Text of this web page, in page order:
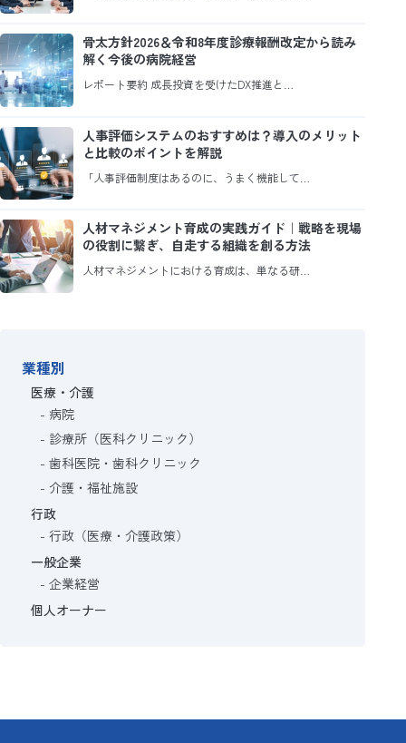
骨太方針2026＆令和8年度診療報酬改定から読み
解く今後の病院経営
レポート要約 成長投資を受けたDX推進と…
人事評価システムのおすすめは？導入のメリット
と比較のポイントを解説
「人事評価制度はあるのに、うまく機能して…
人材マネジメント育成の実践ガイド｜戦略を現場
の役割に繋ぎ、自走する組織を創る方法
人材マネジメントにおける育成は、単なる研…
業種別
医療・介護
病院
診療所（医科クリニック）
歯科医院・歯科クリニック
介護・福祉施設
行政
行政（医療・介護政策）
一般企業
企業経営
個人オーナー